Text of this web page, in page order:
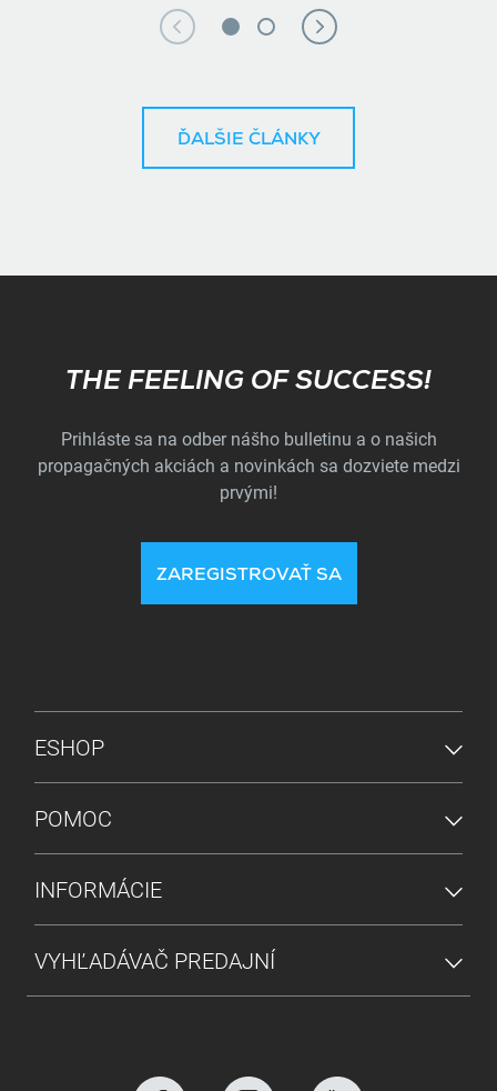
ĎALŠIE ČLÁNKY
Subscribe
THE FEELING OF SUCCESS!
Prihláste sa na odber nášho bulletinu a o našich
propagačných akciách a novinkách sa dozviete medzi
prvými!
ZAREGISTROVAŤ SA
PONUKA V PÄTE
ESHOP
POMOC
INFORMÁCIE
VYHĽADÁVAČ PREDAJNÍ